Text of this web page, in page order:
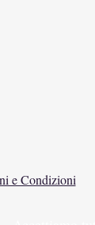
e Condizioni